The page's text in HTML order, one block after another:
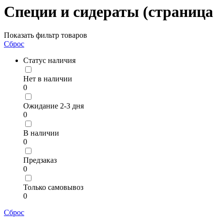
Специи и сидераты (страница
Показать фильтр товаров
Сброс
Статус наличия
Нет в наличии
0
Ожидание 2-3 дня
0
В наличии
0
Предзаказ
0
Только самовывоз
0
Сброс